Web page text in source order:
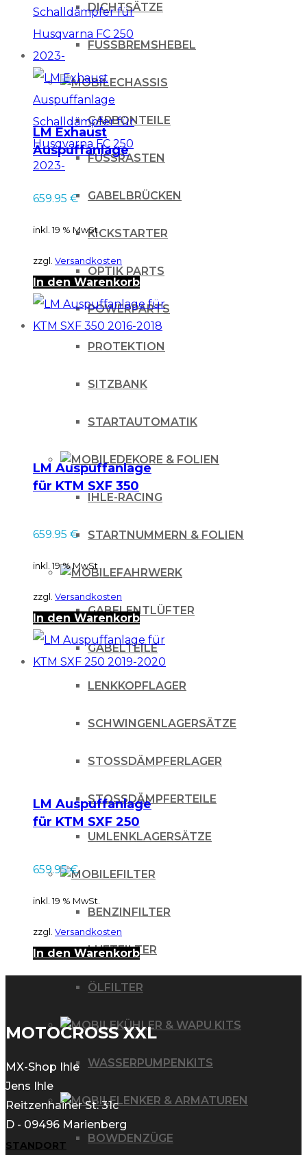
DICHTSÄTZE
FUSSBREMSHEBEL
CHASSIS
CARBONTEILE
FUSSRASTEN
GABELBRÜCKEN
KICKSTARTER
OPTIK PARTS
POWERPARTS
PROTEKTION
SITZBANK
STARTAUTOMATIK
DEKORE & FOLIEN
IHLE-RACING
STARTNUMMERN & FOLIEN
FAHRWERK
GABELENTLÜFTER
GABELTEILE
LENKKOPFLAGER
SCHWINGENLAGERSÄTZE
STOSSDÄMPFERLAGER
STOSSDÄMPFERTEILE
UMLENKLAGERSÄTZE
FILTER
BENZINFILTER
LUFTFILTER
ÖLFILTER
KÜHLER & WAPU KITS
WASSERPUMPENKITS
LENKER & ARMATUREN
BOWDENZÜGE
LM Exhaust
Auspuffanlage
Schalldämpfer für
Husqvarna FC 250
2023-
659.95 €
inkl. 19 % MwSt.
zzgl. Versandkosten
In den Warenkorb
LM Auspuffanlage
für KTM SXF 350
2016-2018
659.95 €
inkl. 19 % MwSt.
zzgl. Versandkosten
In den Warenkorb
LM Auspuffanlage
für KTM SXF 250
2019-2020
659.95€
inkl. 19 % MwSt.
zzgl. Versandkosten
In den Warenkorb
MOTOCROSS XXL
MX-Shop Ihle
Jens Ihle
Reitzenhainer St. 31c
D - 09496 Marienberg
STANDORT